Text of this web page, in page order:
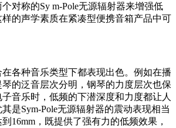
对称的Sy m-Pole无源辐射器来增强低
的声学素质在紧凑型便携音箱产品中可
各种音乐类型下都表现出色。例如在播
的泛音层次分明，钢琴的力度层次也保
音乐时，低频的下潜深度和力度都让人
是Sym-Pole无源辐射器的震动表现相当
16mm，既提供了强有力的低频效果，